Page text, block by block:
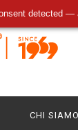
detected —
CHI SIAMO